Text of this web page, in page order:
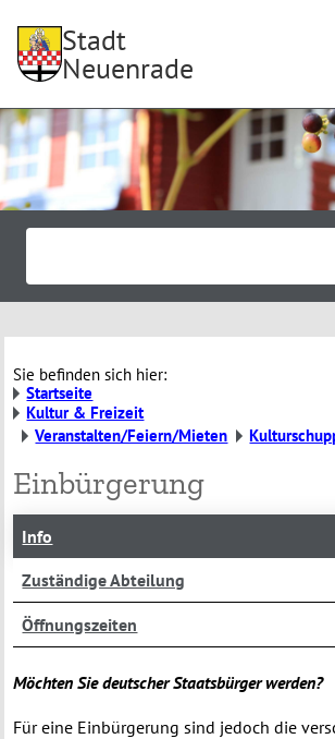
Stadt
Neuenrade
Sie befinden sich hier:
Startseite
Kultur & Freizeit
Veranstalten/Feiern/Mieten
Einbürgerung
Info
Zuständige Abteilung
Öffnungszeiten
Möchten Sie deutscher Staatsbürger werden?
Für eine Einbürgerung sind jedoch die